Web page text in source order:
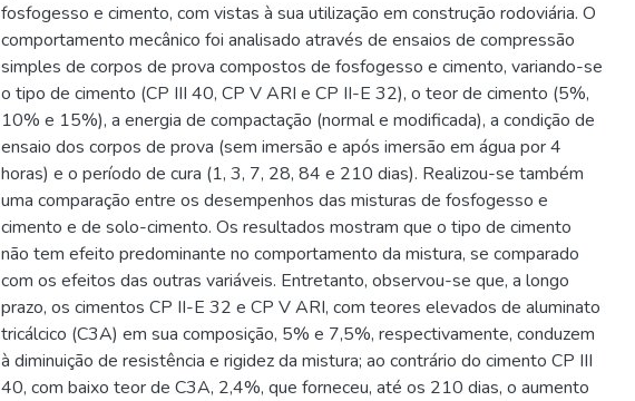
fosfogesso e cimento, com vistas à sua utilização em construção rodoviária. O
comportamento mecânico foi analisado através de ensaios de compressão
simples de corpos de prova compostos de fosfogesso e cimento, variando-se
o tipo de cimento (CP III 40, CP V ARI e CP II-E 32), o teor de cimento (5%,
10% e 15%), a energia de compactação (normal e modificada), a condição de
ensaio dos corpos de prova (sem imersão e após imersão em água por 4
horas) e o período de cura (1, 3, 7, 28, 84 e 210 dias). Realizou-se também
uma comparação entre os desempenhos das misturas de fosfogesso e
cimento e de solo-cimento. Os resultados mostram que o tipo de cimento
não tem efeito predominante no comportamento da mistura, se comparado
com os efeitos das outras variáveis. Entretanto, observou-se que, a longo
prazo, os cimentos CP II-E 32 e CP V ARI, com teores elevados de aluminato
tricálcico (C3A) em sua composição, 5% e 7,5%, respectivamente, conduzem
à diminuição de resistência e rigidez da mistura; ao contrário do cimento CP III
40, com baixo teor de C3A, 2,4%, que forneceu, até os 210 dias, o aumento